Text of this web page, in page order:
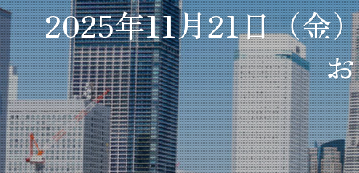
2025年11月21日（金